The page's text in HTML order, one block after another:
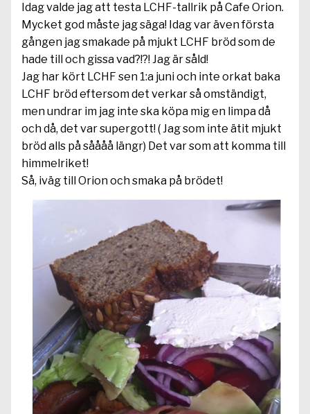
Idag valde jag att testa LCHF-tallrik på Cafe Orion.
Mycket god måste jag säga! Idag var även första
gången jag smakade på mjukt LCHF bröd som de
hade till och gissa vad?!?! Jag är såld!
Jag har kört LCHF sen 1:a juni och inte orkat baka
LCHF bröd eftersom det verkar så omständigt,
men undrar im jag inte ska köpa mig en limpa då
och då, det var supergott! ( Jag som inte ätit mjukt
bröd alls på såååå längr) Det var som att komma till
himmelriket!
Så, iväg till Orion och smaka på brödet!